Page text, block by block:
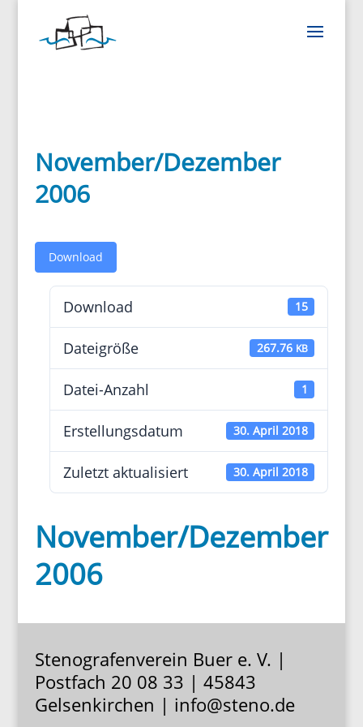
November/Dezember
2006
Down­load
Down­load 15
Datei­größe 267.76 KB
Datei-Anzahl 1
Erstel­lungs­datum 30. April 2018
Zuletzt aktua­li­siert 30. April 2018
November/Dezember
2006
Stenografenverein Buer e. V. |
Postfach 20 08 33 | 45843
Gelsenkirchen | info@steno.de